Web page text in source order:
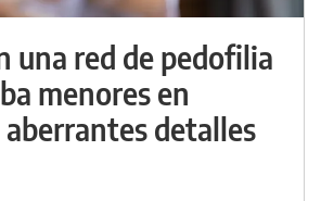
una red de pedofilia
menores en
detalles